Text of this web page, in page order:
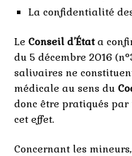
La confidentialité
Le Conseil d’Étata
du 5 décembre 2016
salivaires ne
médicale au sens du
donc être pratiqués
cet effet.
Concernant les